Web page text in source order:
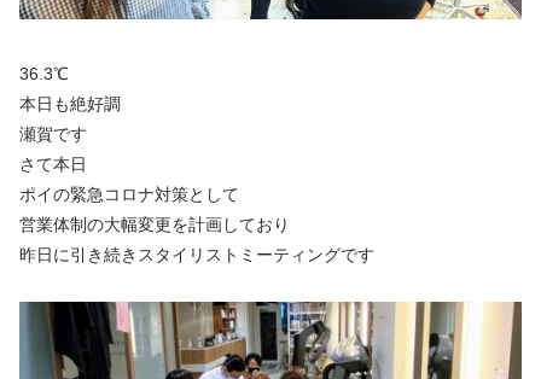
36.3℃
本日も絶好調
瀬賀です
さて本日
ポイの緊急コロナ対策として
営業体制の大幅変更を計画しており
昨日に引き続きスタイリストミーティングです